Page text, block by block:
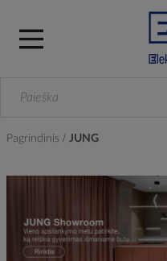
Pagrindinis JUNG